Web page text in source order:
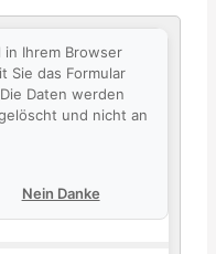
in Ihrem Browser
Sie das Formular
Daten werden
und nicht an
Nein Danke